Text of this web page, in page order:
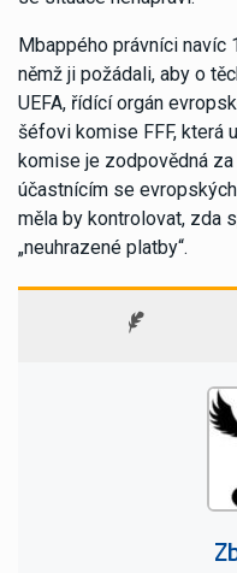
Mbappého právníci navíc
němž ji požádali, aby o
UEFA, řídící orgán
šéfovi komise FFF, která
komise je zodpovědná
účastnícím se
měla by kontrolovat, zda
„neuhrazené platby“.